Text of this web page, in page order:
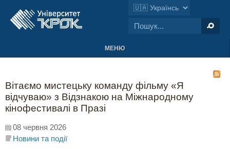
МЕНЮ
Вітаємо мистецьку команду фільму «Я
відчуваю» з Відзнакою на Міжнародному
кінофестивалі в Празі
08 червня 2026
Новини та події